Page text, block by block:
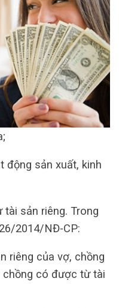
động sản xuất, kinh
sản riêng. Trong
2014/NĐ-CP:
riêng của vợ, chồng
chồng có được từ tài